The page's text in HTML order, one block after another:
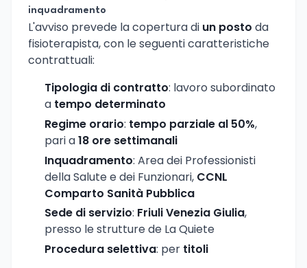
inquadramento
L'avviso prevede la copertura di un posto da
fisioterapista, con le seguenti caratteristiche
contrattuali:
Tipologia di contratto: lavoro subordinato
a tempo determinato
Regime orario: tempo parziale al 50%,
pari a18 ore settimanali
Inquadramento: Area dei Professionisti
della Salute e dei Funzionari, CCNL
Comparto Sanità Pubblica
Sede di servizio: Friuli Venezia Giulia,
presso le strutture de La Quiete
Procedura selettiva: per titoli